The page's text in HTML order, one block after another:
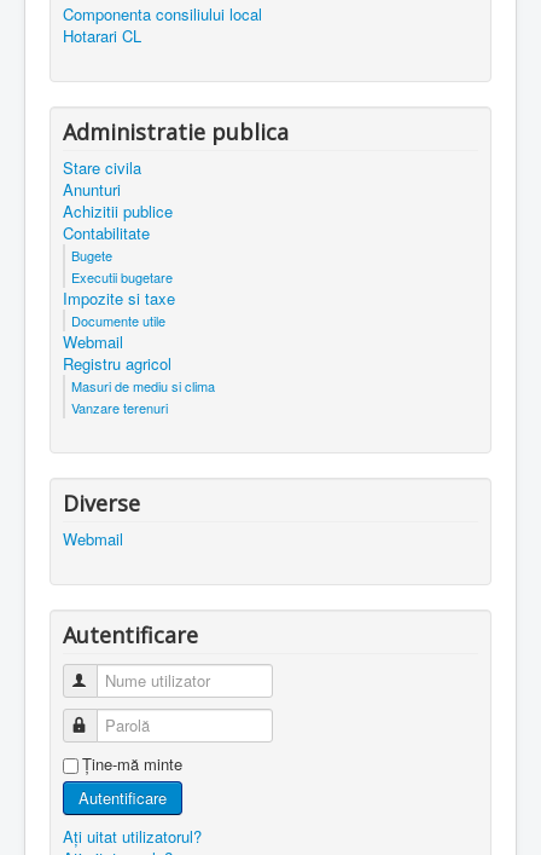
Componenta consiliului local
Hotarari CL
Administratie publica
Stare civila
Anunturi
Achizitii publice
Contabilitate
Bugete
Executii bugetare
Impozite si taxe
Documente utile
Webmail
Registru agricol
Masuri de mediu si clima
Vanzare terenuri
Diverse
Webmail
Autentificare
Nume utilizator
Parolă
Ţine-mă minte
Autentificare
Aţi uitat utilizatorul?